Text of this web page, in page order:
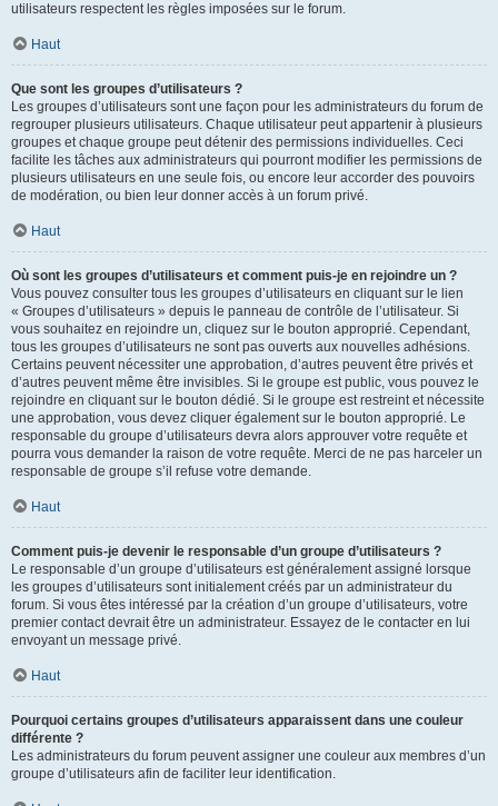
utilisateurs respectent les règles imposées sur le forum.
Haut
Que sont les groupes d’utilisateurs ?
Les groupes d’utilisateurs sont une façon pour les administrateurs du forum de
regrouper plusieurs utilisateurs. Chaque utilisateur peut appartenir à plusieurs
groupes et chaque groupe peut détenir des permissions individuelles. Ceci
facilite les tâches aux administrateurs qui pourront modifier les permissions de
plusieurs utilisateurs en une seule fois, ou encore leur accorder des pouvoirs
de modération, ou bien leur donner accès à un forum privé.
Haut
Où sont les groupes d’utilisateurs et comment puis-je en rejoindre un ?
Vous pouvez consulter tous les groupes d’utilisateurs en cliquant sur le lien
« Groupes d’utilisateurs » depuis le panneau de contrôle de l’utilisateur. Si
vous souhaitez en rejoindre un, cliquez sur le bouton approprié. Cependant,
tous les groupes d’utilisateurs ne sont pas ouverts aux nouvelles adhésions.
Certains peuvent nécessiter une approbation, d’autres peuvent être privés et
d’autres peuvent même être invisibles. Si le groupe est public, vous pouvez le
rejoindre en cliquant sur le bouton dédié. Si le groupe est restreint et nécessite
une approbation, vous devez cliquer également sur le bouton approprié. Le
responsable du groupe d’utilisateurs devra alors approuver votre requête et
pourra vous demander la raison de votre requête. Merci de ne pas harceler un
responsable de groupe s’il refuse votre demande.
Haut
Comment puis-je devenir le responsable d’un groupe d’utilisateurs ?
Le responsable d’un groupe d’utilisateurs est généralement assigné lorsque
les groupes d’utilisateurs sont initialement créés par un administrateur du
forum. Si vous êtes intéressé par la création d’un groupe d’utilisateurs, votre
premier contact devrait être un administrateur. Essayez de le contacter en lui
envoyant un message privé.
Haut
Pourquoi certains groupes d’utilisateurs apparaissent dans une couleur
différente ?
Les administrateurs du forum peuvent assigner une couleur aux membres d’un
groupe d’utilisateurs afin de faciliter leur identification.